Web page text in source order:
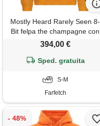
Mostly Heard Rarely Seen 8-
Bit felpa the champagne con
cappuccio - arancione
394,00 €
Sped. gratuita
S-M
Farfetch